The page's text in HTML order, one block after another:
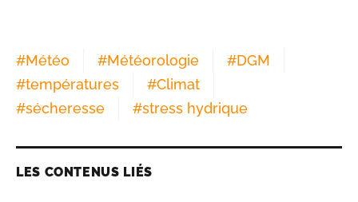
#Météo #Météorologie #DGM
#températures #Climat
#sécheresse #stress hydrique
LES CONTENUS LIÉS